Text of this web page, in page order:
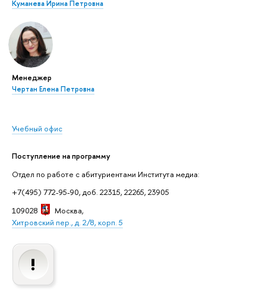
Куманева Ирина Петровна
Менеджер
Чертан Елена Петровна
Учебный офис
Поступление на программу
Отдел по работе с абитуриентами Института медиа:
+7(495) 772-95-90, доб. 22315, 22265, 23905
109028
Москва,
Хитровский пер., д. 2/8, корп. 5